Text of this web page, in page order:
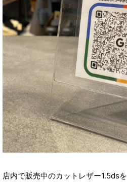
店内で販売中のカットレザー1.5dsを